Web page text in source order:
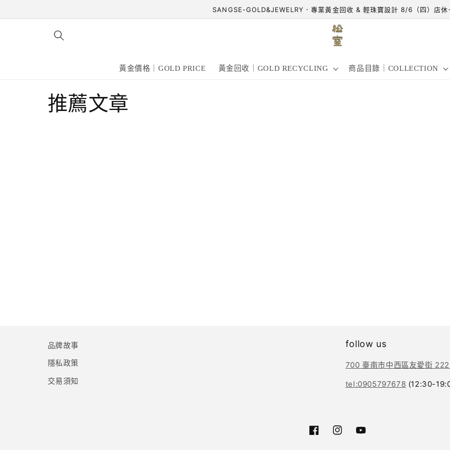
SANGSE-GOLD&JEWELRY．專業黃金回收 & 輕珠寶設計 8/6（四）店休
黃金價格｜GOLD PRICE 黃金回收｜GOLD RECYCLING 商品目錄｜COLLECTION
推薦文章
品牌故事
隱私政策
交易須知
follow us
700 臺南市中西區友愛街
tel:0905797678 (12:30-
FacebookInstagramYouTube